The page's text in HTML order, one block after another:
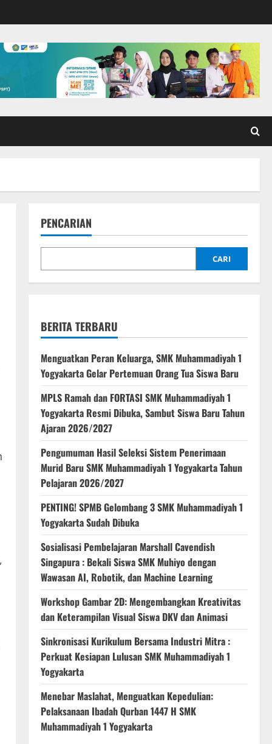
PENCARIAN
CARI
BERITA TERBARU
Menguatkan Peran Keluarga, SMK Muhammadiyah 1
Yogyakarta Gelar Pertemuan Orang Tua Siswa Baru
MPLS Ramah dan FORTASI SMK Muhammadiyah 1
Yogyakarta Resmi Dibuka, Sambut Siswa Baru Tahun
Ajaran 2026/2027
Pengumuman Hasil Seleksi Sistem Penerimaan
Murid Baru SMK Muhammadiyah 1 Yogyakarta Tahun
Pelajaran 2026/2027
PENTING! SPMB Gelombang 3 SMK Muhammadiyah 1
Yogyakarta Sudah Dibuka
Sosialisasi Pembelajaran Marshall Cavendish
Singapura : Bekali Siswa SMK Muhiyo dengan
Wawasan AI, Robotik, dan Machine Learning
Workshop Gambar 2D: Mengembangkan Kreativitas
dan Keterampilan Visual Siswa DKV dan Animasi
Sinkronisasi Kurikulum Bersama Industri Mitra :
Perkuat Kesiapan Lulusan SMK Muhammadiyah 1
Yogyakarta
Menebar Maslahat, Menguatkan Kepedulian:
Pelaksanaan Ibadah Qurban 1447 H SMK
Muhammadiyah 1 Yogyakarta